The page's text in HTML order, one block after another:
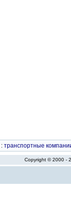
: транспортные
Copyright © 2000 -